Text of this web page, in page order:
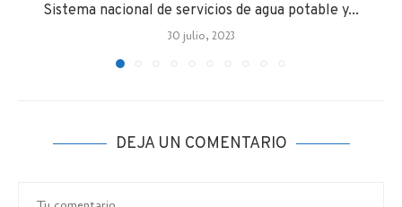
Sistema nacional de servicios de agua potable y...
30 julio, 2023
DEJA UN COMENTARIO